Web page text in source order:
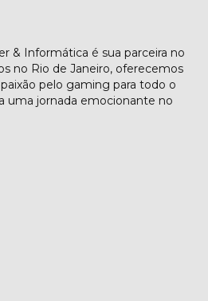
& Informática é sua parceira no
no Rio de Janeiro, oferecemos
pelo gaming para todo o
uma jornada emocionante no